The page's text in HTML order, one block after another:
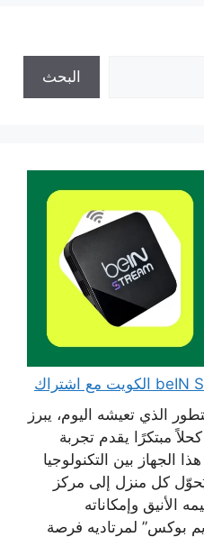
البحث
الذي تعيشه اليوم، يبرز
مبتكرًا يقدم تجربة
الجهاز بين التكنولوجيا
كل منزل إلى مركز
الأنيق وإمكاناته
بوكس” لمرتاديه فرصة